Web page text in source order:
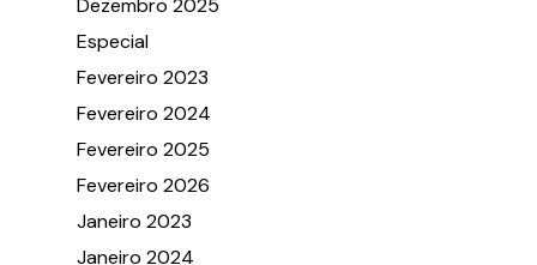
Dezembro 2025
Especial
Fevereiro 2023
Fevereiro 2024
Fevereiro 2025
Fevereiro 2026
Janeiro 2023
Janeiro 2024